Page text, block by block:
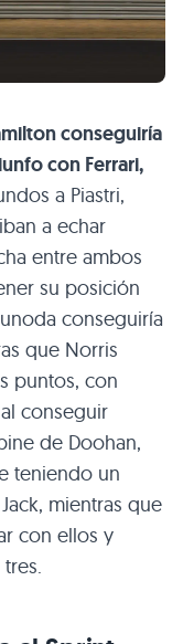
conseguiría
con Ferrari,
a Piastri,
a echar
entre ambos
su posición
conseguiría
que Norris
puntos, con
conseguir
de Doohan,
teniendo un
mientras que
con ellos y